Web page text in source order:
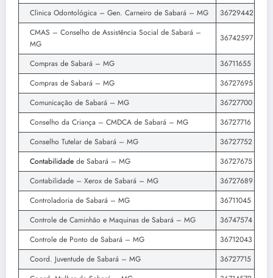
Clinica Odontológica – Gen. Carneiro de Sabará – MG
36729442
CMAS – Conselho de Assistência Social de Sabará –
MG
36742597
Compras de Sabará – MG
36711655
Compras de Sabará – MG
36727695
Comunicação de Sabará – MG
36727700
Conselho da Criança – CMDCA de Sabará – MG
36727716
Conselho Tutelar de Sabará – MG
36727752
Contabilidade de Sabará – MG
36727675
Contabilidade – Xerox de Sabará – MG
36727689
Controladoria de Sabará – MG
36711045
Controle de Caminhão e Maquinas de Sabará – MG
36747574
Controle de Ponto de Sabará – MG
36712043
Coord. Juventude de Sabará – MG
36727715